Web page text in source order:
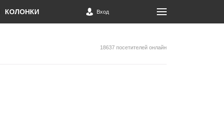
КОЛОНКИ Вход
18637 посетителей онлайн